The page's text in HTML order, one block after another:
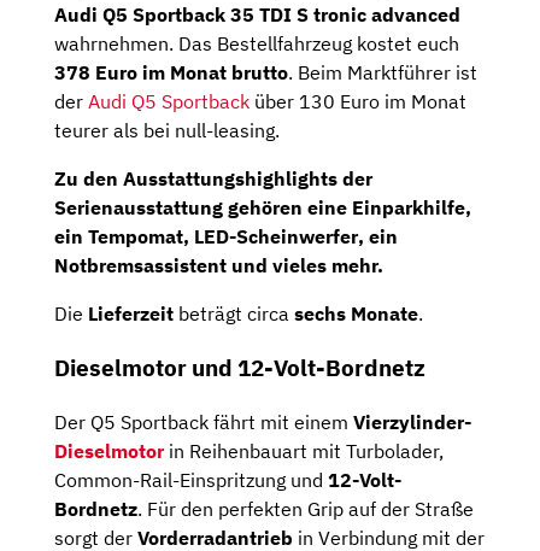
Audi Q5 Sportback 35 TDI S tronic advanced
wahrnehmen. Das Bestellfahrzeug kostet euch
378 Euro im Monat brutto. Beim Marktführer ist
der Audi Q5 Sportback über 130 Euro im Monat
teurer als bei null-leasing.
Zu den Ausstattungshighlights der
Serienausstattung gehören eine Einparkhilfe,
ein Tempomat, LED-Scheinwerfer, ein
Notbremsassistent und vieles mehr.
Die Lieferzeit beträgt circa sechs Monate.
Dieselmotor und 12-Volt-Bordnetz
Der Q5 Sportback fährt mit einem Vierzylinder-
Dieselmotorin Reihenbauart mit Turbolader,
Common-Rail-Einspritzung und 12-Volt-
Bordnetz. Für den perfekten Grip auf der Straße
sorgt der Vorderradantrieb in Verbindung mit der